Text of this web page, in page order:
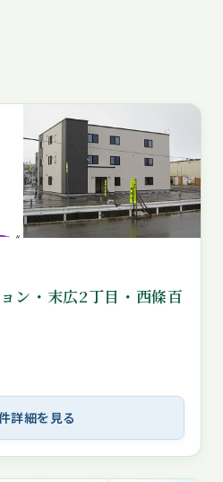
ン・末広2丁目・西條百
詳細を見る